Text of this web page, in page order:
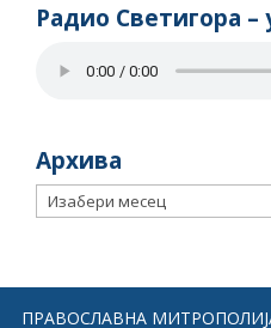
Радио Светигора
Архива
Архива
ПРАВОСЛАВНА